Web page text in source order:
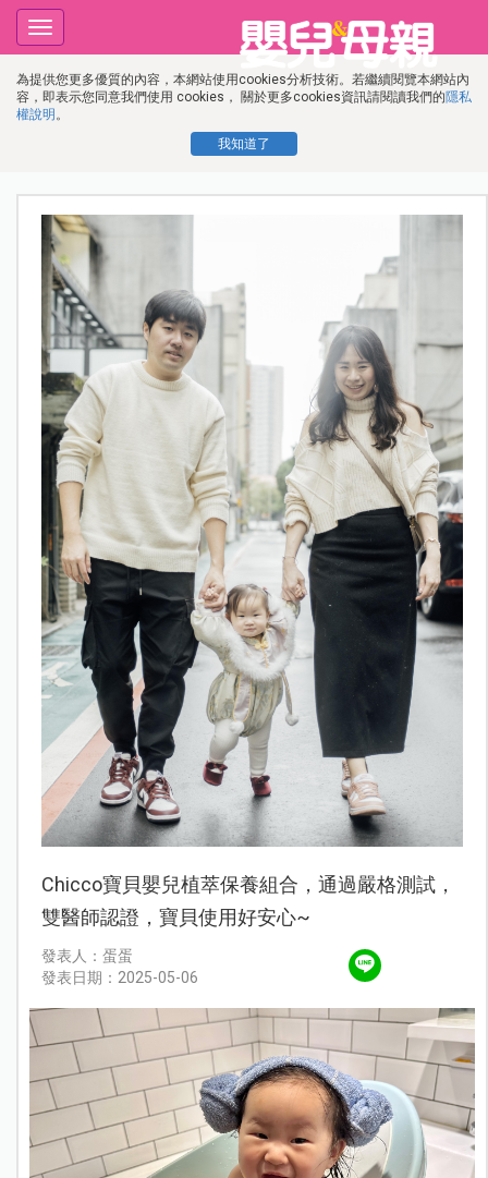
為提供您更多優質的內容，本網站使用cookies分析技術。若繼續閱覽本網站內
容，即表示您同意我們使用 cookies， 關於更多cookies資訊請閱讀我們的隱私
權說明 。
我知道了
Toggle
navigation
Chicco寶貝嬰兒植萃保養組合，通過嚴格測試，
雙醫師認證，寶貝使用好安心~
發表人：蛋蛋
發表日期：2025-05-06